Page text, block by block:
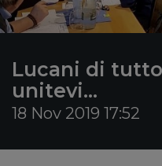
Lucani di
unitevi…
18 Nov 2019 17:52